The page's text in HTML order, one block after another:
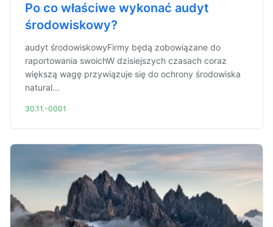
Po co właściwe wykonać audyt
środowiskowy?
audyt środowiskowyFirmy będą zobowiązane do
raportowania swoichW dzisiejszych czasach coraz
większą wagę przywiązuje się do ochrony środowiska
natural...
30.11.-0001